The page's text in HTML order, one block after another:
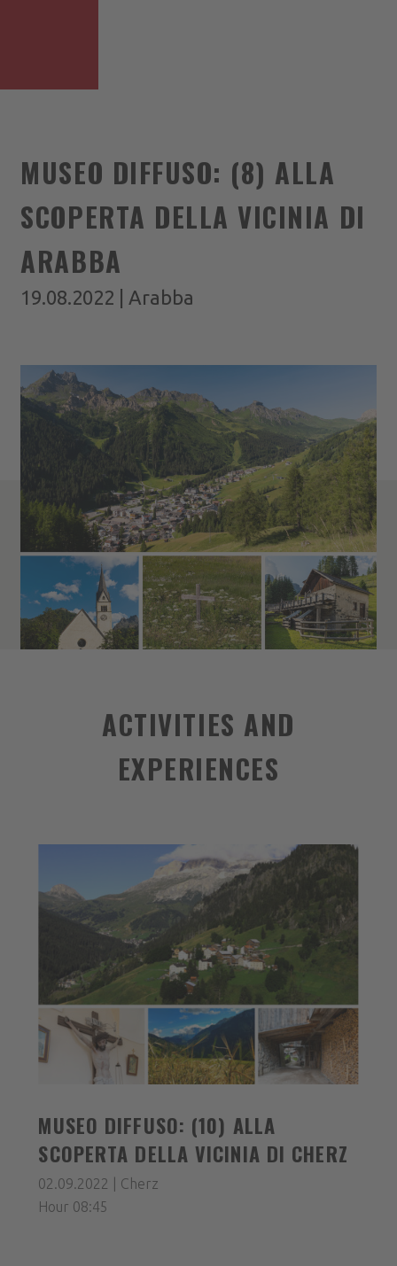
MUSEO DIFFUSO: (8) ALLA
SCOPERTA DELLA VICINIA DI
ARABBA
19.08.2022 | Arabba
ACTIVITIES AND
EXPERIENCES
MUSEO DIFFUSO: (10) ALLA
SCOPERTA DELLA VICINIA DI CHERZ
02.09.2022 | Cherz
Hour 08:45